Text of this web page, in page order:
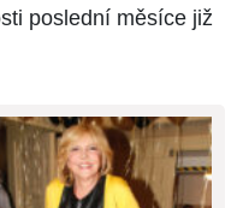
poslední měsíce již